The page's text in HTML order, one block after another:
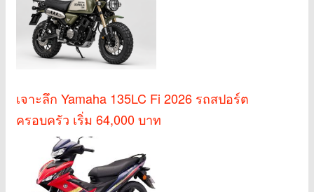
เจาะลึก Yamaha 135LC Fi 2026 รถสปอร์ต
ครอบครัว เริ่ม 64,000 บาท